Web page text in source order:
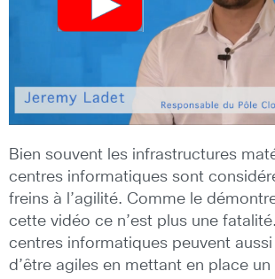
Bien souvent les infrastructures
centres informatiques sont
freins à l’agilité. Comme le
cette vidéo ce n’est plus une
centres informatiques peuvent
d’être agiles en mettant en place